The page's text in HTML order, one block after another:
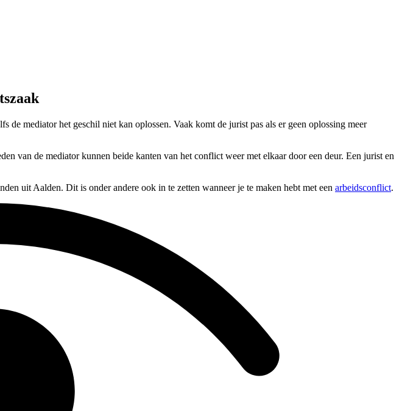
de mediator het geschil niet kan oplossen. Vaak komt de jurist pas als er geen oplossing meer
van de mediator kunnen beide kanten van het conflict weer met elkaar door een deur. Een jurist en
uit Aalden. Dit is onder andere ook in te zetten wanneer je te maken hebt met een arbeidsconflict.